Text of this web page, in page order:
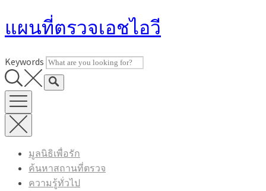
to
แผนที่ตรวจเอชไอวี
Keywords
มูลนิธิเพื่อรัก
ค้นหาสถานที่ตรวจ
ความรู้ทั่วไป